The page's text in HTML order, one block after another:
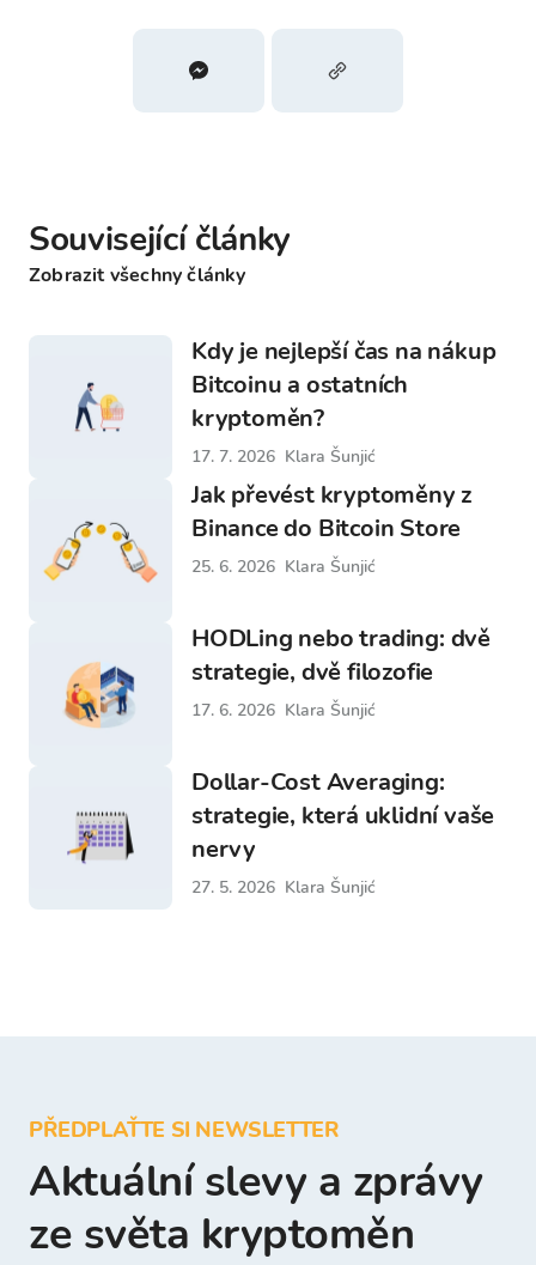
Související články
Zobrazit všechny články
Kdy je nejlepší čas na nákup
Bitcoinu a ostatních
kryptoměn?
17. 7. 2026 Klara Šunjić
Jak převést kryptoměny z
Binance do Bitcoin Store
25. 6. 2026 Klara Šunjić
HODLing nebo trading: dvě
strategie, dvě filozofie
17. 6. 2026 Klara Šunjić
Dollar-Cost Averaging:
strategie, která uklidní vaše
nervy
27. 5. 2026 Klara Šunjić
PŘEDPLAŤTE SI NEWSLETTER
Aktuální slevy a zprávy
ze světa kryptoměn